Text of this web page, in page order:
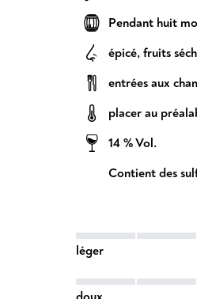
Pendant huit
épicé, fruits
entrées aux
placer au
14 % Vol.
Contient des
léger